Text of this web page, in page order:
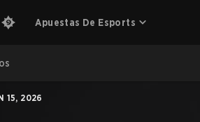
Apuestas De Esports
15, 2026